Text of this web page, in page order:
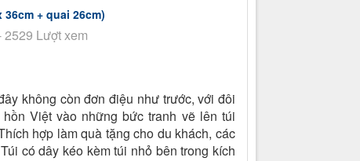
+ quai 26cm)
Lượt xem
không còn đơn điệu như trước, với đôi
Việt vào những bức tranh vẽ lên túi
hợp làm quà tặng cho du khách, các
có dây kéo kèm túi nhỏ bên trong kích